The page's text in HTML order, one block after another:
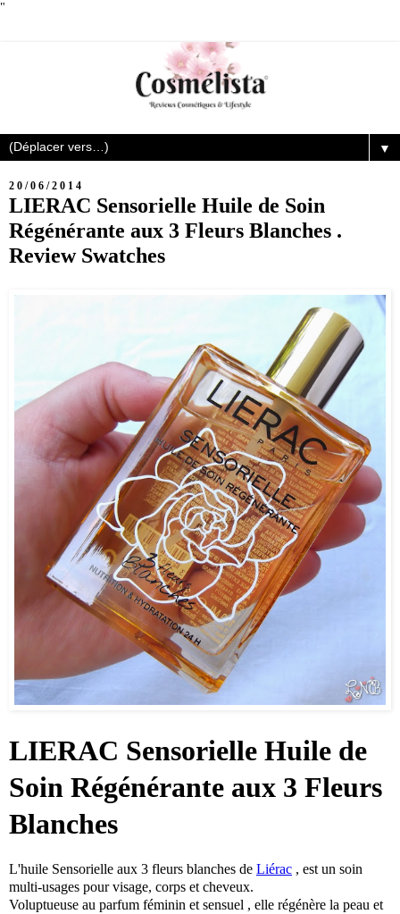
"
▼
20/06/2014
LIERAC Sensorielle Huile de Soin
Régénérante aux 3 Fleurs Blanches .
Review Swatches
LIERAC Sensorielle Huile de
Soin Régénérante aux 3 Fleurs
Blanches
L'huile Sensorielle aux 3 fleurs blanches de Liérac , est un soin
multi-usages pour visage, corps et cheveux.
Voluptueuse au parfum féminin et sensuel , elle régénère la peau et